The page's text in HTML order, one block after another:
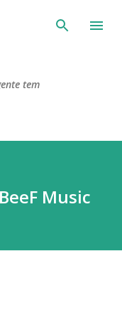
tem
Music